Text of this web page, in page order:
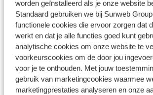
worden geïnstalleerd als je onze website
Standaard gebruiken we bij Sunweb
functionele cookies die ervoor zorgen dat
werkt en dat je alle functies goed kunt
analytische cookies om onze website te
voorkeurscookies om de door jou
voor je te onthouden. Met jouw
gebruik van marketingcookies waarmee
marketingprestaties analyseren en onze
Bekijk alle 17
Ligging
Bekijk op kaart